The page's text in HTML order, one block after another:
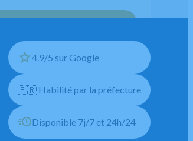
4.9/5 sur Google
🇫🇷 Habilité par la préfecture
Disponible 7j/7 et 24h/24